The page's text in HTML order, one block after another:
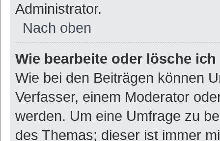
Administrator.
Nach oben
Wie bearbeite oder lösche
Wie bei den Beiträgen können
Verfasser, einem Moderator
werden. Um eine Umfrage zu
des Themas; dieser ist immer